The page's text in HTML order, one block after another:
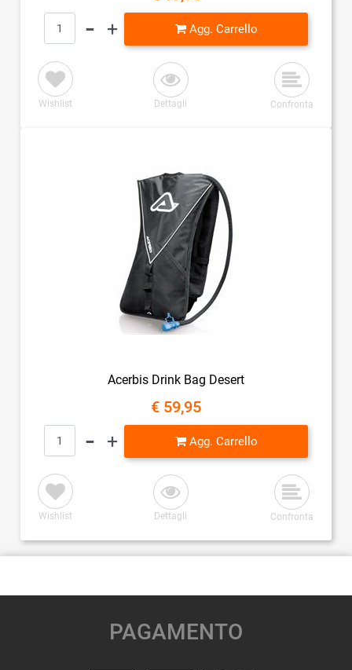
Quantità
Agg. Carrello
Wishlist Dettagli Confronta
Acerbis Drink Bag Desert
€ 59,95
Quantità
Agg. Carrello
Wishlist Dettagli Confronta
PAGAMENTO